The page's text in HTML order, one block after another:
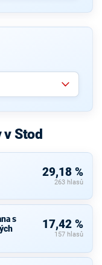
Stod
29,18 %
263 hlasů
s
17,42 %
157 hlasů